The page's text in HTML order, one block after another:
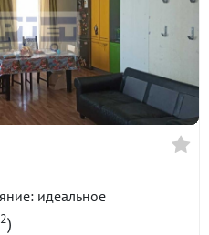
идеальное
2)